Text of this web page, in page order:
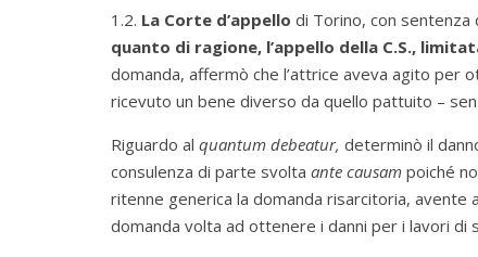
1.2. La Corte d’appello di Torino, con sentenza
quanto di ragione, l’appello della C.S.,
domanda, affermò che l’attrice aveva agito per
ricevuto un bene diverso da quello pattuito –
Riguardo al quantum debeatur, determinò il
consulenza di parte svolta ante causam poiché
ritenne generica la domanda risarcitoria,
domanda volta ad ottenere i danni per i lavori di